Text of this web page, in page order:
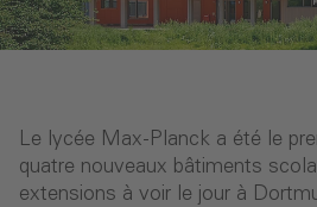
Le lycée Max-Planck a été le
quatre nouveaux bâtiments
extensions à voir le jour à